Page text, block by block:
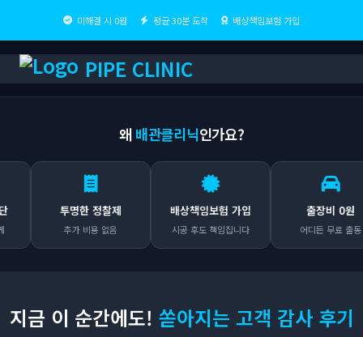
미해결 시 0원 평균 30분 도착 배상책임보험 가입
PIPE CLINIC
왜 배관클리닉인가요?
투명한 정찰제
추가 비용 없음
배상책임보험 가입
시공 후도 책임집니다
출장비 0원
어디든 무료 출동
지금 이 순간에도! 쏟아지는 고객 감사 후기